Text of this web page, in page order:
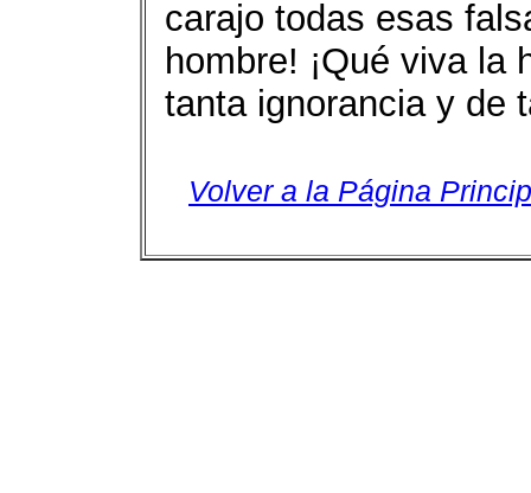
carajo todas esas
hombre! ¡Qué viva la
tanta ignorancia y de
Volver a la Página